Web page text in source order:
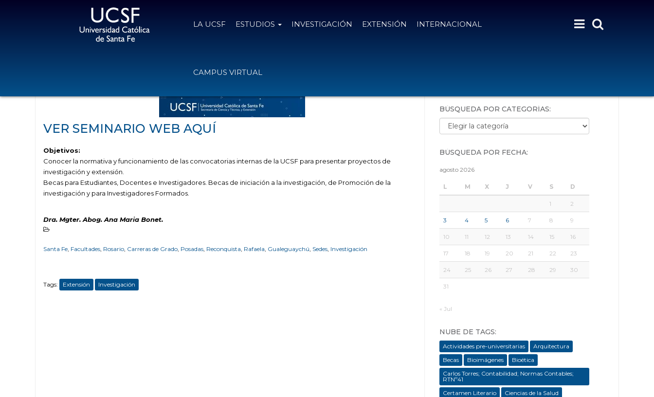
LA UCSF ESTUDIOS INVESTIGACIÓN EXTENSIÓN INTERNACIONAL
CAMPUS VIRTUAL
VER SEMINARIO WEB AQUÍ
Objetivos:
Conocer la normativa y funcionamiento de las convocatorias internas de la UCSF para presentar proyectos de
investigación y extensión.
Becas para Estudiantes, Docentes e Investigadores. Becas de iniciación a la investigación, de Promoción de la
investigación y para Investigadores Formados.
Dra. Mgter. Abog. Ana Maria Bonet.
Santa Fe, Facultades, Rosario, Carreras de Grado, Posadas, Reconquista, Rafaela, Gualeguaychú, Sedes, Investigación
Tags: Extensión Investigación
BÚSQUEDA POR CATEGORÍAS:
Búsqueda por categorías:
BÚSQUEDA POR FECHA:
agosto 2026
L M X J V S D
1 2
3 4 5 6 7 8 9
10 11 12 13 14 15 16
17 18 19 20 21 22 23
24 25 26 27 28 29 30
31
« Jul
NUBE DE TAGS:
Actividades pre-universitarias
Arquitectura
Becas
Bioimágenes
Bioética
Carlos Torres; Contabilidad; Normas Contables;
RTNº41
Certamen Literario
Ciencias de la Salud